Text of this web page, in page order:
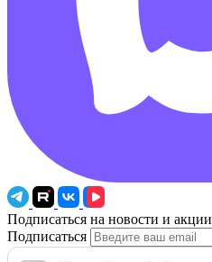
Подписаться на новости и акции
Подписаться